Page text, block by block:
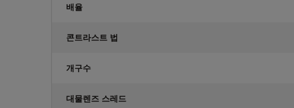
배율
콘트라스트 법
개구수
대물렌즈 스레드